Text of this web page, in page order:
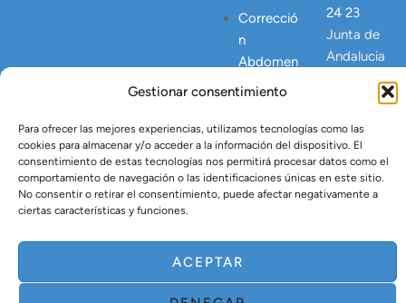
Gestionar consentimiento
Para ofrecer las mejores experiencias, utilizamos tecnologías como las
cookies para almacenar y/o acceder a la información del dispositivo. El
consentimiento de estas tecnologías nos permitirá procesar datos como el
comportamiento de navegación o las identificaciones únicas en este sitio.
No consentir o retirar el consentimiento, puede afectar negativamente a
ciertas características y funciones.
ACEPTAR
Correcció
n
Abdomen
Postpart
Lipo
Vaser
Tratamien
to Argón
24 23
Junta de
Andalucia